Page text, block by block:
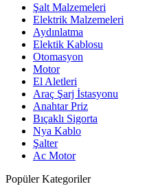
Şalt Malzemeleri
Elektrik Malzemeleri
Aydınlatma
Elektik Kablosu
Otomasyon
Motor
El Aletleri
Araç Şarj İstasyonu
Anahtar Priz
Bıçaklı Sigorta
Nya Kablo
Şalter
Ac Motor
Popüler Kategoriler